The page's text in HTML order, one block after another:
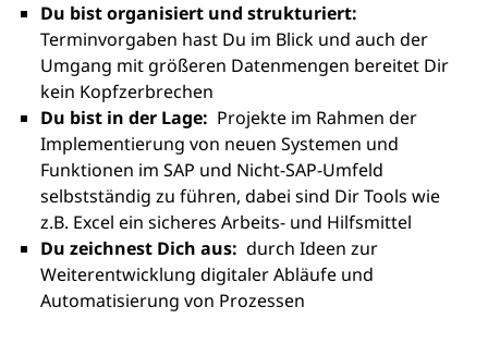
Du bist organisiert und strukturiert:
Terminvorgaben hast Du im Blick und auch der
Umgang mit größeren Datenmengen bereitet Dir
kein Kopfzerbrechen
Du bist in der Lage: Projekte im Rahmen der
Implementierung von neuen Systemen und
Funktionen im SAP und Nicht-SAP-Umfeld
selbstständig zu führen, dabei sind Dir Tools wie
z.B. Excel ein sicheres Arbeits- und Hilfsmittel
Du zeichnest Dich aus: durch Ideen zur
Weiterentwicklung digitaler Abläufe und
Automatisierung von Prozessen